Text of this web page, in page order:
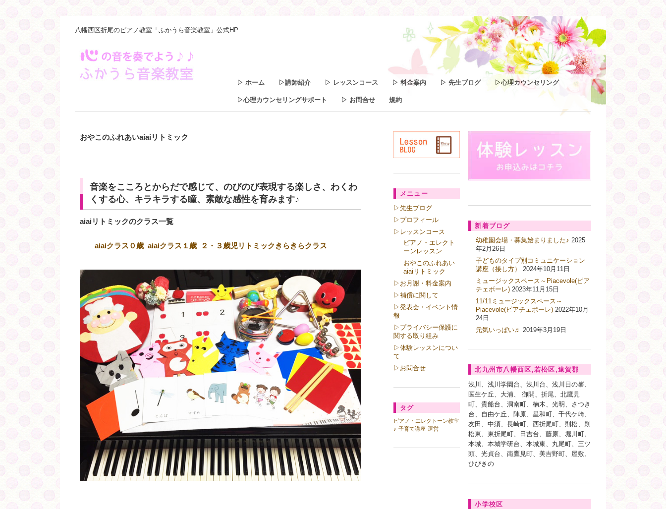
八幡西区折尾のピアノ教室「ふかうら音楽教室」公式HP
▷ ホーム ▷講師紹介 ▷ レッスンコース ▷ 料金案内 ▷ 先生ブログ ▷心理カウンセリング
▷心理カウンセリングサポート ▷ お問合せ 規約
おやこのふれあいaiaiリトミック
音楽をこころとからだで感じて、のびのび表現する楽しさ、わくわ
くする心、キラキラする瞳、素敵な感性を育みます♪
aiaiリトミックのクラス一覧
aiaiクラス０歳 aiaiクラス１歳 ２・３歳児リトミックきらきらクラス
メニュー
▷先生ブログ
▷プロフィール
▷レッスンコース
ピアノ・エレクト
ーンレッスン
おやこのふれあい
aiaiリトミック
▷お月謝・料金案内
▷補償に関して
▷発表会・イベント情
報
▷プライバシー保護に
関する取り組み
▷体験レッスンについ
て
▷お問合せ
タグ
ピアノ・エレクトーン教室
♪ 子育て講座 運営
新着ブログ
幼稚園会場・募集始まりました♪ 2025
年2月26日
子どものタイプ別コミュニケーション
講座（接し方）
2024年10月11日
ミュージックスペース～Piacevole(ピア
チェボーレ) 2023年11月15日
11/11ミュージックスペース～
Piacevole(ピアチェボーレ) 2022年10月
24日
元気いっぱい♬
2019年3月19日
北九州市八幡西区,若松区,遠賀郡
浅川、浅川学園台、浅川台、浅川日の峯、
医生ケ丘、大浦、 御開、折尾、北鷹見
町、貴船台、洞南町、楠木、光明、さつき
台、自由ケ丘、陣原、星和町、千代ケ崎、
友田、中須、長崎町、西折尾町、則松、則
松東、東折尾町、日吉台、藤原、堀川町、
本城、本城学研台、本城東、丸尾町、三ツ
頭、光貞台、南鷹見町、美吉野町、屋敷、
ひびきの
小学校区